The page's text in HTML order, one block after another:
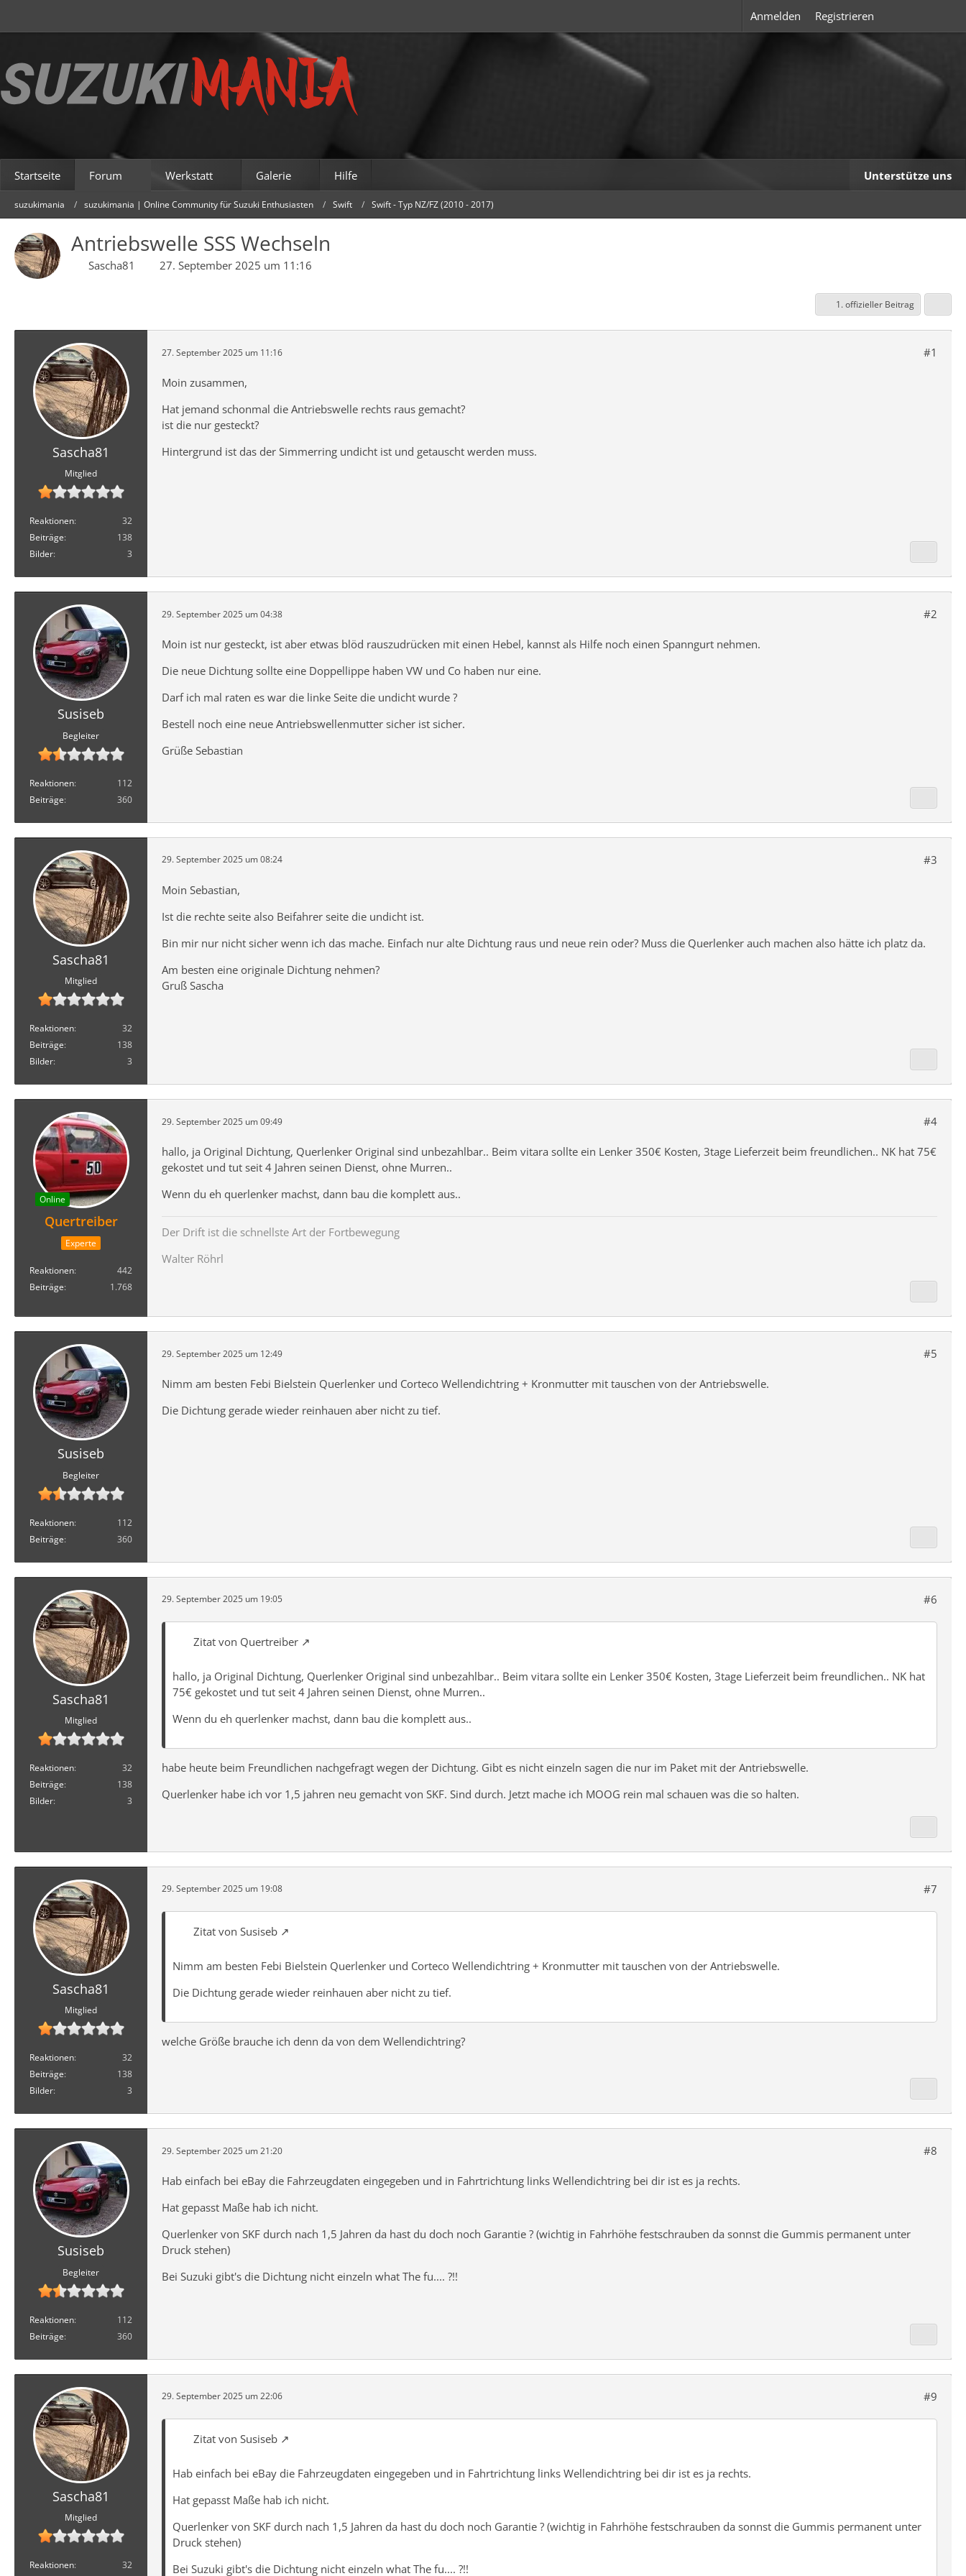
Anmelden Registrieren
Startseite Forum Werkstatt Galerie Hilfe Unterstütze uns
suzukimania suzukimania | Online Community für Suzuki Enthusiasten Swift Swift - Typ NZ/FZ (2010 - 2017)
Antriebswelle SSS Wechseln
Sascha81 27. September 2025 um 11:16
1. offizieller Beitrag
Sascha81
Mitglied
Reaktionen
32
Beiträge
138
Bilder
3
27. September 2025 um 11:16 #1
Moin zusammen,
Hat jemand schonmal die Antriebswelle rechts raus gemacht?
ist die nur gesteckt?
Hintergrund ist das der Simmerring undicht ist und getauscht werden muss.
Susiseb
Begleiter
Reaktionen
112
Beiträge
360
29. September 2025 um 04:38 #2
Moin ist nur gesteckt, ist aber etwas blöd rauszudrücken mit einen Hebel, kannst als Hilfe noch einen Spanngurt nehmen.
Die neue Dichtung sollte eine Doppellippe haben VW und Co haben nur eine.
Darf ich mal raten es war die linke Seite die undicht wurde ?
Bestell noch eine neue Antriebswellenmutter sicher ist sicher.
Grüße Sebastian
Sascha81
Mitglied
Reaktionen
32
Beiträge
138
Bilder
3
29. September 2025 um 08:24 #3
Moin Sebastian,
Ist die rechte seite also Beifahrer seite die undicht ist.
Bin mir nur nicht sicher wenn ich das mache. Einfach nur alte Dichtung raus und neue rein oder? Muss die Querlenker auch machen also hätte ich platz da.
Am besten eine originale Dichtung nehmen?
Gruß Sascha
Online
Quertreiber
Experte
Reaktionen
442
Beiträge
1.768
29. September 2025 um 09:49 #4
hallo, ja Original Dichtung, Querlenker Original sind unbezahlbar.. Beim vitara sollte ein Lenker 350€ Kosten, 3tage Lieferzeit beim freundlichen.. NK hat 75€
gekostet und tut seit 4 Jahren seinen Dienst, ohne Murren..
Wenn du eh querlenker machst, dann bau die komplett aus..
Der Drift ist die schnellste Art der Fortbewegung
Walter Röhrl
Susiseb
Begleiter
Reaktionen
112
Beiträge
360
29. September 2025 um 12:49 #5
Nimm am besten Febi Bielstein Querlenker und Corteco Wellendichtring + Kronmutter mit tauschen von der Antriebswelle.
Die Dichtung gerade wieder reinhauen aber nicht zu tief.
Sascha81
Mitglied
Reaktionen
32
Beiträge
138
Bilder
3
29. September 2025 um 19:05 #6
Zitat von Quertreiber
hallo, ja Original Dichtung, Querlenker Original sind unbezahlbar.. Beim vitara sollte ein Lenker 350€ Kosten, 3tage Lieferzeit beim freundlichen.. NK hat
75€ gekostet und tut seit 4 Jahren seinen Dienst, ohne Murren..
Wenn du eh querlenker machst, dann bau die komplett aus..
habe heute beim Freundlichen nachgefragt wegen der Dichtung. Gibt es nicht einzeln sagen die nur im Paket mit der Antriebswelle.
Querlenker habe ich vor 1,5 jahren neu gemacht von SKF. Sind durch. Jetzt mache ich MOOG rein mal schauen was die so halten.
Sascha81
Mitglied
Reaktionen
32
Beiträge
138
Bilder
3
29. September 2025 um 19:08 #7
Zitat von Susiseb
Nimm am besten Febi Bielstein Querlenker und Corteco Wellendichtring + Kronmutter mit tauschen von der Antriebswelle.
Die Dichtung gerade wieder reinhauen aber nicht zu tief.
welche Größe brauche ich denn da von dem Wellendichtring?
Susiseb
Begleiter
Reaktionen
112
Beiträge
360
29. September 2025 um 21:20 #8
Hab einfach bei eBay die Fahrzeugdaten eingegeben und in Fahrtrichtung links Wellendichtring bei dir ist es ja rechts.
Hat gepasst Maße hab ich nicht.
Querlenker von SKF durch nach 1,5 Jahren da hast du doch noch Garantie ? (wichtig in Fahrhöhe festschrauben da sonnst die Gummis permanent unter
Druck stehen)
Bei Suzuki gibt's die Dichtung nicht einzeln what The fu.... ?!!
Sascha81
Mitglied
Reaktionen
32
29. September 2025 um 22:06 #9
Zitat von Susiseb
Hab einfach bei eBay die Fahrzeugdaten eingegeben und in Fahrtrichtung links Wellendichtring bei dir ist es ja rechts.
Hat gepasst Maße hab ich nicht.
Querlenker von SKF durch nach 1,5 Jahren da hast du doch noch Garantie ? (wichtig in Fahrhöhe festschrauben da sonnst die Gummis permanent unter
Druck stehen)
Bei Suzuki gibt's die Dichtung nicht einzeln what The fu.... ?!!